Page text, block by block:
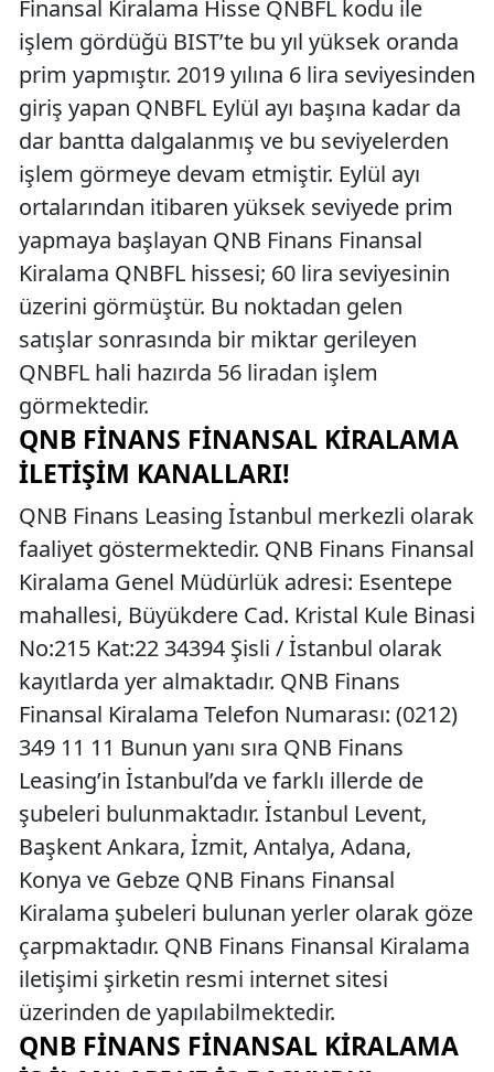
Finansal Kiralama Hisse QNBFL kodu ile
işlem gördüğü BIST’te bu yıl yüksek oranda
prim yapmıştır. 2019 yılına 6 lira seviyesinden
giriş yapan QNBFL Eylül ayı başına kadar da
dar bantta dalgalanmış ve bu seviyelerden
işlem görmeye devam etmiştir. Eylül ayı
ortalarından itibaren yüksek seviyede prim
yapmaya başlayan QNB Finans Finansal
Kiralama QNBFL hissesi; 60 lira seviyesinin
üzerini görmüştür. Bu noktadan gelen
satışlar sonrasında bir miktar gerileyen
QNBFL hali hazırda 56 liradan işlem
görmektedir.
QNB FINANS FINANSAL KIRALAMA
İLETIŞIM KANALLARI!
QNB Finans Leasing İstanbul merkezli olarak
faaliyet göstermektedir. QNB Finans Finansal
Kiralama Genel Müdürlük adresi: Esentepe
mahallesi, Büyükdere Cad. Kristal Kule Binasi
No:215 Kat:22 34394 Şisli / İstanbul olarak
kayıtlarda yer almaktadır. QNB Finans
Finansal Kiralama Telefon Numarası: (0212)
349 11 11 Bunun yanı sıra QNB Finans
Leasing’in İstanbul’da ve farklı illerde de
şubeleri bulunmaktadır. İstanbul Levent,
Başkent Ankara, İzmit, Antalya, Adana,
Konya ve Gebze QNB Finans Finansal
Kiralama şubeleri bulunan yerler olarak göze
çarpmaktadır. QNB Finans Finansal Kiralama
iletişimi şirketin resmi internet sitesi
üzerinden de yapılabilmektedir.
QNB FINANS FINANSAL KIRALAMA